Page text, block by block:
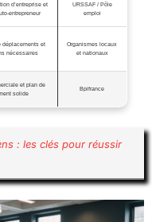
d’entreprise et
entrepreneur
URSSAF / Pôle
emploi
déplacements et
nécessaires
Organismes locaux
et nationaux
et plan de
solide
Bpifrance
: les clés pour réussir